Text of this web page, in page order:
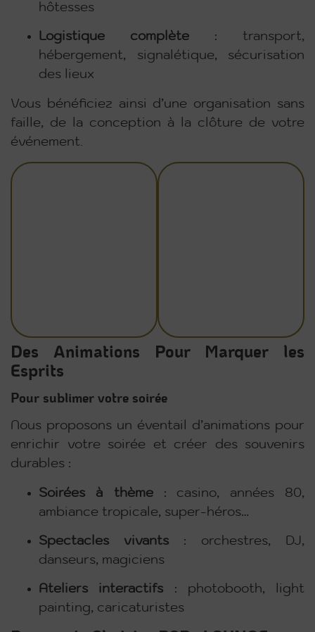
hôtesses
Logistique complète : transport,
hébergement, signalétique, sécurisation
des lieux
Vous bénéficiez ainsi d’une organisation sans
faille, de la conception à la clôture de votre
événement.
Des Animations Pour Marquer les
Esprits
Pour sublimer votre soirée
Nous proposons un éventail d’animations pour
enrichir votre soirée et créer des souvenirs
durables :
Soirées à thème: casino, années 80,
ambiance tropicale, super-héros…
Spectacles vivants : orchestres, DJ,
danseurs, magiciens
Ateliers interactifs : photobooth, light
painting, caricaturistes